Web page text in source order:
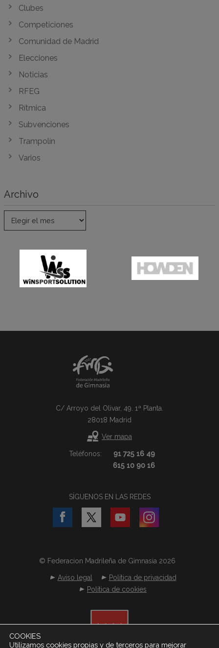
Clubes
Competiciones
Comunidad de Madrid
Elecciones
Noticias
RFEG
Rítmica
Subvenciones
Trampolín
Varios
Archivo
C/ Arroyo del Olivar, 49. 1ª Planta.
28018 Madrid
Ver mapa
Teléfonos:
91 725 16 49
615 10 90 16
SÍGUENOS EN LAS REDES
© Federacion Madrileña de Gimnasia 2026
Aviso legal
Política de privacidad
Política de cookies
COOKIES
Utilizamos cookies propias y de terceros para mejorar